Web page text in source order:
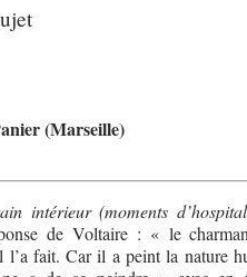
(Marseille)
intérieur (moments
de Voltaire : « le
fait. Car il a peint la nature